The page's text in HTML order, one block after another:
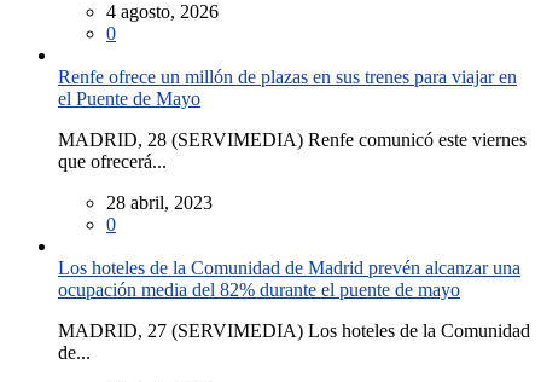
4 agosto, 2026
0
Renfe ofrece un millón de plazas en sus trenes para viajar en
el Puente de Mayo
MADRID, 28 (SERVIMEDIA) Renfe comunicó este viernes
que ofrecerá...
28 abril, 2023
0
Los hoteles de la Comunidad de Madrid prevén alcanzar una
ocupación media del 82% durante el puente de mayo
MADRID, 27 (SERVIMEDIA) Los hoteles de la Comunidad
de...